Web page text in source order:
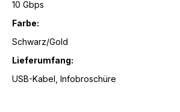
10 Gbps
Farbe:
Schwarz/Gold
Lieferumfang:
USB-Kabel, Infobroschüre